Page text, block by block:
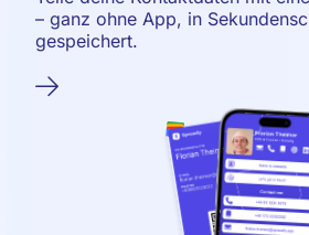
– ganz ohne App, in
gespeichert.